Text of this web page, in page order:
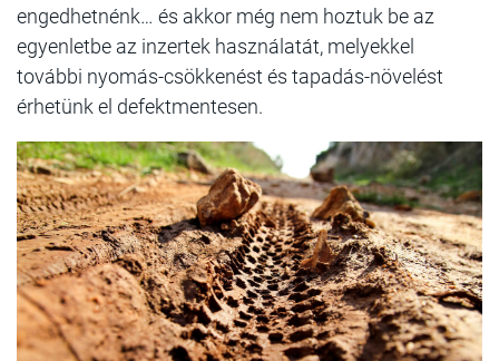
engedhetnénk… és akkor még nem hoztuk be az
egyenletbe az inzertek használatát, melyekkel
további nyomás-csökkenést és tapadás-növelést
érhetünk el defektmentesen.